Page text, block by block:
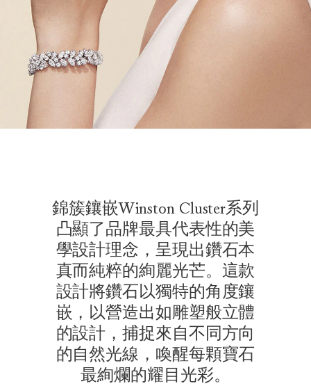
錦簇鑲嵌Winston Cluster系列
凸顯了品牌最具代表性的美
學設計理念，呈現出鑽石本
真而純粹的絢麗光芒。這款
設計將鑽石以獨特的角度鑲
嵌，以營造出如雕塑般立體
的設計，捕捉來自不同方向
的自然光線，喚醒每顆寶石
最絢爛的耀目光彩。